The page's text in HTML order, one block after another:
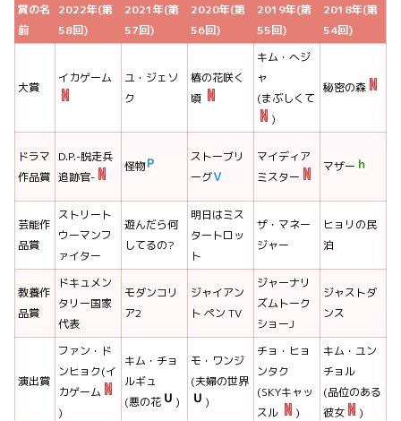
賞の名
前
2022年(第
58回)
2021年(第
57回)
2020年(第
56回)
2019年(第
55回)
2018年(第
54回)
大賞
イカゲーム
ユ・ジェソ
ク
椿の花咲く
頃
キム・へジ
ャ
(まぶしくて
)
秘密の森
ドラマ
作品賞
D.P.-脱走兵
追跡官-
怪物
ストーブリ
ーグ
マイディア
ミスター
マザー
芸能作
品賞
ストリート
ウーマンフ
ァイター
遊んだら何
してるの?
明日はミス
タートロッ
ト
ザ・マネー
ジャー
ヒョリの民
泊
教養作
品賞
ドキュメン
タリー国家
代表
モダンコリ
ア2
ジャイアン
ト ペン TV
ジャーナリ
ズムトーク
ショーJ
ジャストダ
ンス
演出賞
ファン・ド
ンヒョク(イ
カゲーム
)
キム・チョ
ルギュ
(悪の花
)
モ・ワンジ
(夫婦の世界
)
チョ・ヒョ
ンタク
(SKYキャッ
スル
)
キム・ユン
チョル
(品位のある
彼女
)